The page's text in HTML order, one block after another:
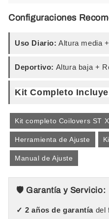
Configuraciones
Uso Diario: Altura media
Deportivo: Altura baja +
Kit Completo
Kit completo Coilovers ST
Herramienta de Ajuste
Manual de Ajuste
🛡️ Garantía y Servicio:
✓ 2 años de garantía del